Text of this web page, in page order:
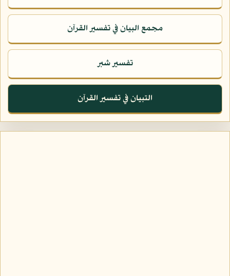
مجمع البيان في تفسير القرآن
تفسير شبر
التبيان في تفسير القرآن